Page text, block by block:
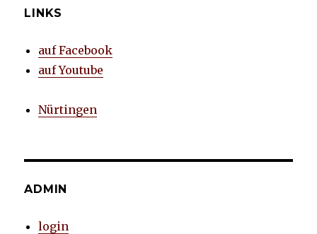
LINKS
auf Facebook
auf Youtube
Nürtingen
ADMIN
login